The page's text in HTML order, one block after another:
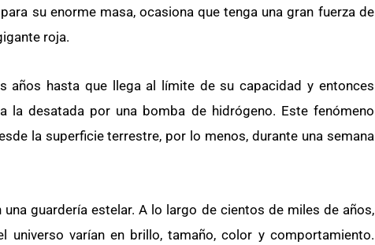
su enorme masa, ocasiona que tenga una gran fuerza de
roja.
años hasta que llega al límite de su capacidad y entonces
la desatada por una bomba de hidrógeno. Este fenómeno
la superficie terrestre, por lo menos, durante una semana
guardería estelar. A lo largo de cientos de miles de años,
varían en brillo, tamaño, color y comportamiento.